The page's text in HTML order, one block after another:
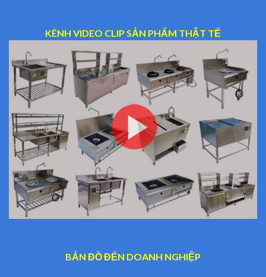
KÊNH VIDEO CLIP SẢN PHẨM THẬT TẾ
BẢN ĐỒ ĐẾN DOANH NGHIỆP